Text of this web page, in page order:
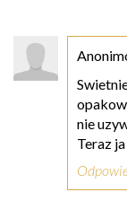
nie
Teraz